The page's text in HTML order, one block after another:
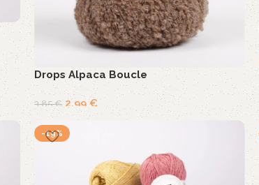
Drops Alpaca Boucle
3,85€ 2,99€
-19%